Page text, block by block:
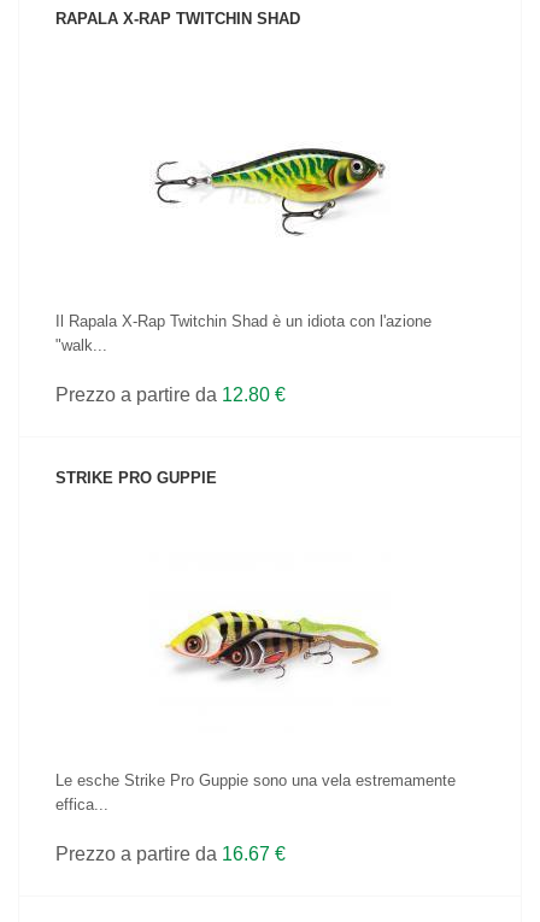
RAPALA X-RAP TWITCHIN SHAD
Il Rapala X-Rap Twitchin Shad è un idiota con l'azione
"walk...
Prezzo a partire da 12.80 €
STRIKE PRO GUPPIE
Le esche Strike Pro Guppie sono una vela estremamente
effica...
Prezzo a partire da 16.67 €